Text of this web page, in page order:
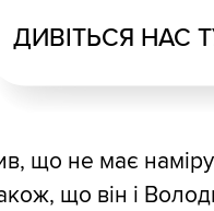
ДИВІТЬСЯ НАС
що не має
що він і